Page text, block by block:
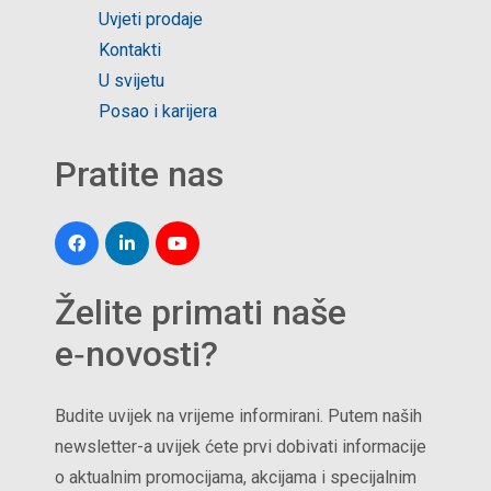
Uvjeti prodaje
Kontakti
U svijetu
Posao i karijera
Pratite nas
Želite primati naše
e‑novosti?
Budite uvijek na vrijeme informirani. Putem naših
newsletter-a uvijek ćete prvi dobivati informacije
o aktualnim promocijama, akcijama i specijalnim